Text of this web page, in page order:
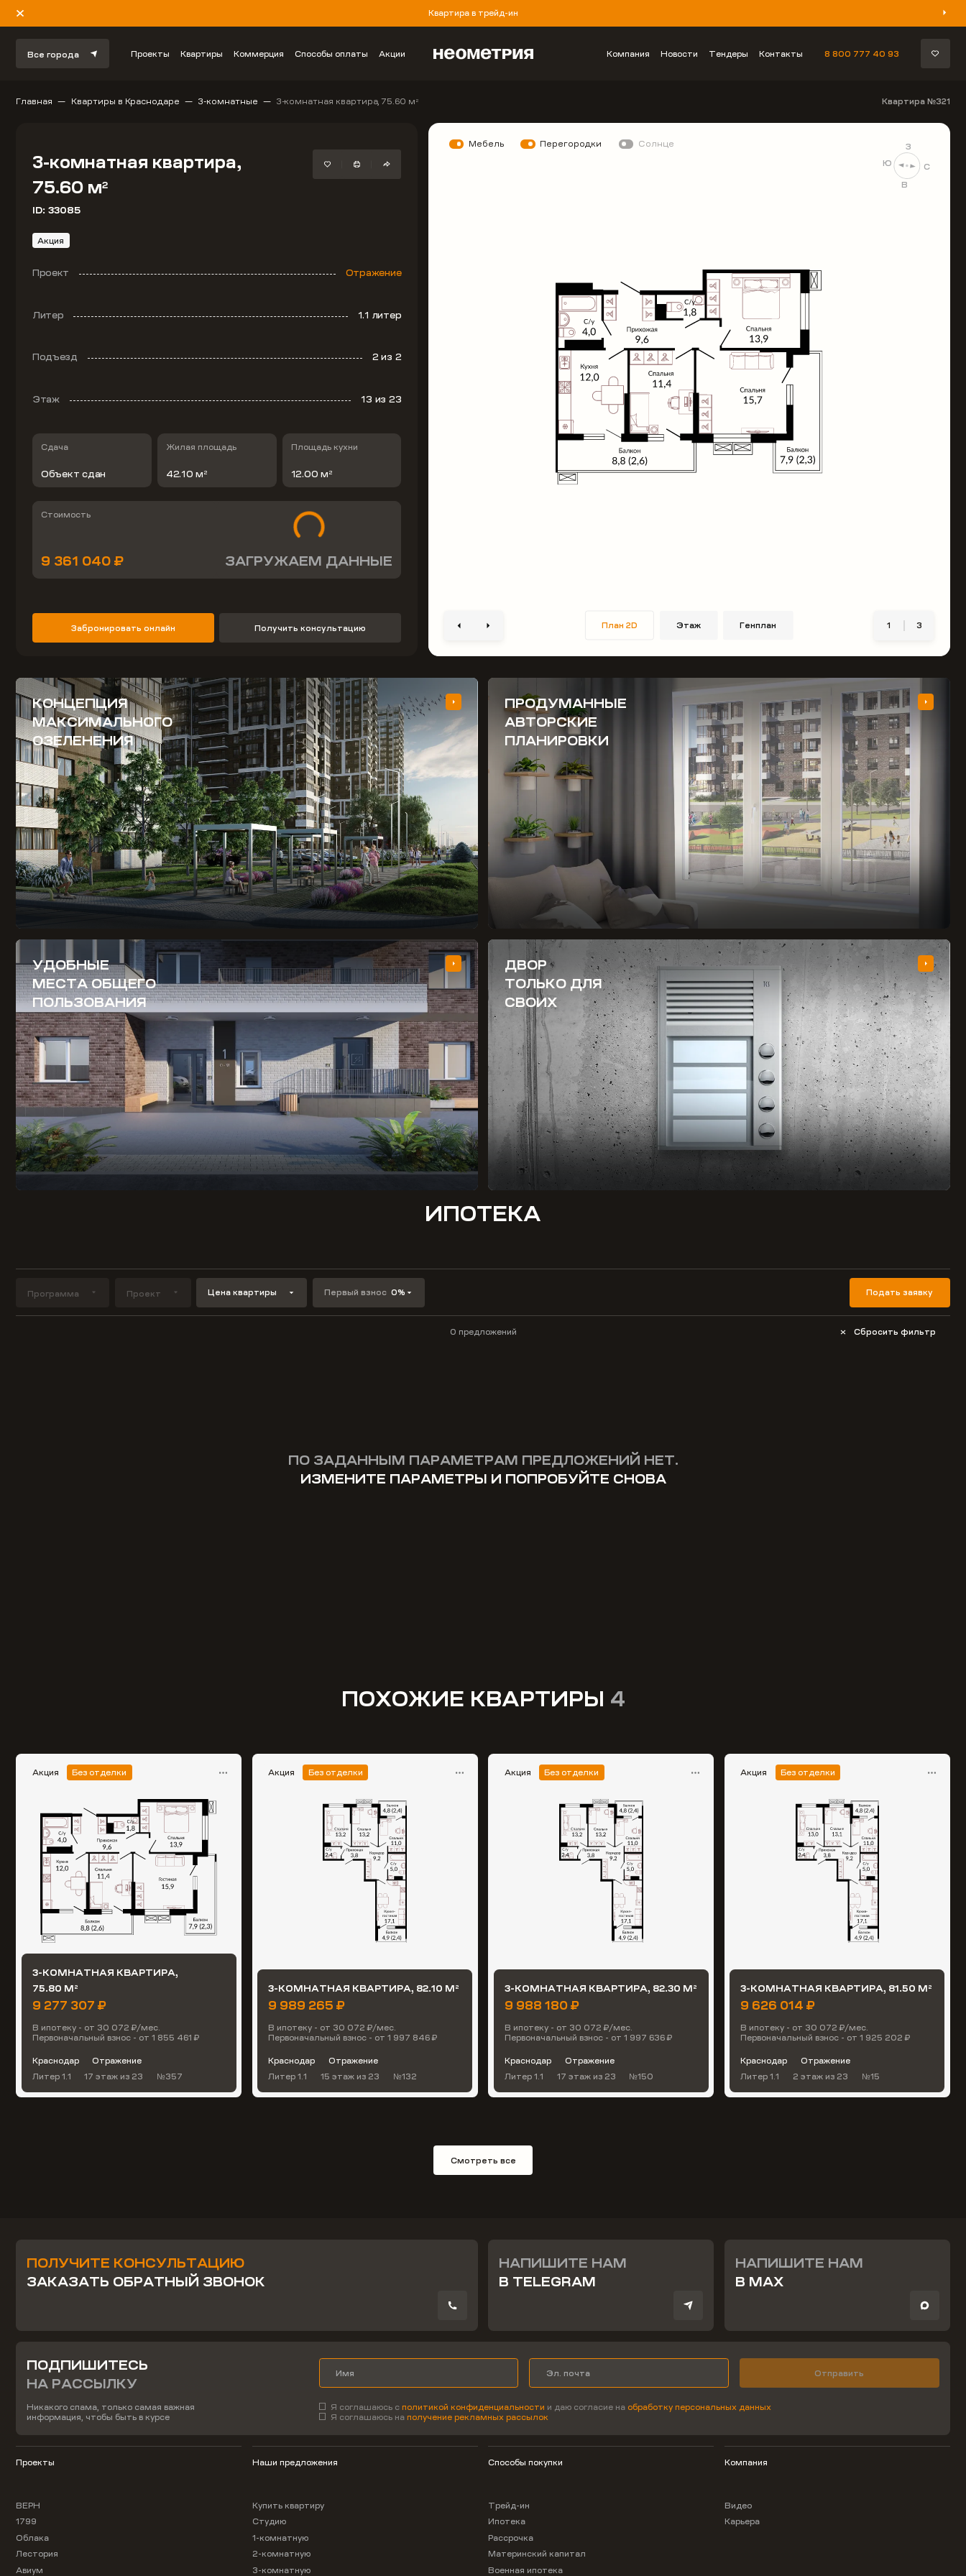
Квартира в трейд-ин
Все города Проекты Квартиры Коммерция Способы оплаты Акции Компания Новости Тендеры Контакты 8 800 777 40 93
Главная Квартиры в Краснодаре 3-комнатные 3-комнатная квартира, 75.60 м 2 Квартира №321
3-комнатная квартира,
75.60 м2
ID: 33085
Акция
Проект Отражение
Литер 1.1 литер
Подъезд 2из 2
Этаж 13 из 23
Сдача
Объект сдан
Жилая площадь
42.10 м 2
Площадь кухни
12.00 м 2
Стоимость
9 361 040 ₽ ЗАГРУЖАЕМ ДАННЫЕ
Забронировать онлайн Получить консультацию
С
В
Ю
З
Мебель Перегородки Солнце
План 2D Этаж Генплан 1 3
КОНЦЕПЦИЯ
МАКСИМАЛЬНОГО
ОЗЕЛЕНЕНИЯ
ПРОДУМАННЫЕ
АВТОРСКИЕ
ПЛАНИРОВКИ
УДОБНЫЕ
МЕСТА ОБЩЕГО
ПОЛЬЗОВАНИЯ
ДВОР
ТОЛЬКО ДЛЯ
СВОИХ
ИПОТЕКА
Программа Проект Цена квартиры Первый взнос 0% Подать заявку
0 предложений Сбросить фильтр
ПО ЗАДАННЫМ ПАРАМЕТРАМ ПРЕДЛОЖЕНИЙ НЕТ.
ИЗМЕНИТЕ ПАРАМЕТРЫ И ПОПРОБУЙТЕ СНОВА
ПОХОЖИЕ КВАРТИРЫ 4
Акция Без отделки
3-КОМНАТНАЯ КВАРТИРА,
75.80 М 2
9 277 307 ₽
В ипотеку - от 30 072 ₽/мес.
Первоначальный взнос - от 1 855 461 ₽
Краснодар
Отражение
Литер 1.1
17 этаж из 23 №357
Акция Без отделки
3-КОМНАТНАЯ КВАРТИРА, 82.10 М 2
9 989 265 ₽
В ипотеку - от 30 072 ₽/мес.
Первоначальный взнос - от 1 997 846 ₽
Краснодар
Отражение
Литер 1.1
15 этаж из 23 №132
Акция Без отделки
3-КОМНАТНАЯ КВАРТИРА, 82.30 М 2
9 988 180 ₽
В ипотеку - от 30 072 ₽/мес.
Первоначальный взнос - от 1 997 636 ₽
Краснодар
Отражение
Литер 1.1
17 этаж из 23 №150
Акция Без отделки
3-КОМНАТНАЯ КВАРТИРА, 81.50 М 2
9 626 014 ₽
В ипотеку - от 30 072 ₽/мес.
Первоначальный взнос - от 1 925 202 ₽
Краснодар
Отражение
Литер 1.1
2 этаж из 23 №15
Смотреть все
ПОЛУЧИТЕ КОНСУЛЬТАЦИЮ
ЗАКАЗАТЬ ОБРАТНЫЙ ЗВОНОК
НАПИШИТЕ НАМ
В TELEGRAM
НАПИШИТЕ НАМ
В MAX
ПОДПИШИТЕСЬ
НА РАССЫЛКУ
Никакого спама, только самая важная
информация, чтобы быть в курсе
Отправить
Я соглашаюсь сполитикой конфиденциальности и даю согласие на обработку персональных данных
Я соглашаюсь наполучение рекламных рассылок
Проекты
ВЕРН
1799
Облака
Лестория
Авиум
Наши предложения
Купить квартиру
Студию
1-комнатную
2-комнатную
3-комнатную
Способы покупки
Трейд-ин
Ипотека
Рассрочка
Материнский капитал
Военная ипотека
Компания
Видео
Карьера